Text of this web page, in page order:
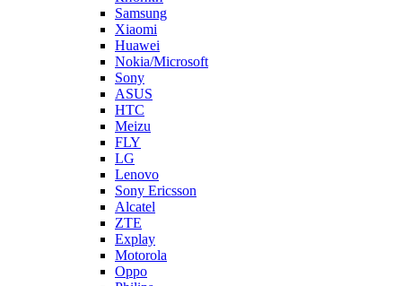
Sony
ASUS
HTC
Meizu
FLY
LG
Lenovo
Sony Ericsson
Alcatel
ZTE
Explay
Motorola
Oppo
Philips
Acer
Vivo
OnePlus
Micromax